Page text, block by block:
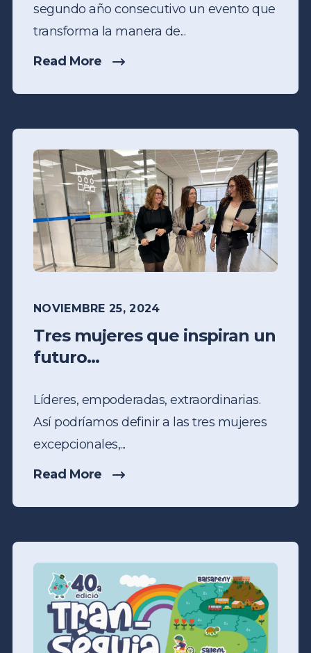
segundo año consecutivo un evento que
transforma la manera de...
Read More
NOVIEMBRE 25, 2024
Tres mujeres que inspiran un
futuro...
Líderes, empoderadas, extraordinarias.
Así podríamos definir a las tres mujeres
excepcionales,...
Read More